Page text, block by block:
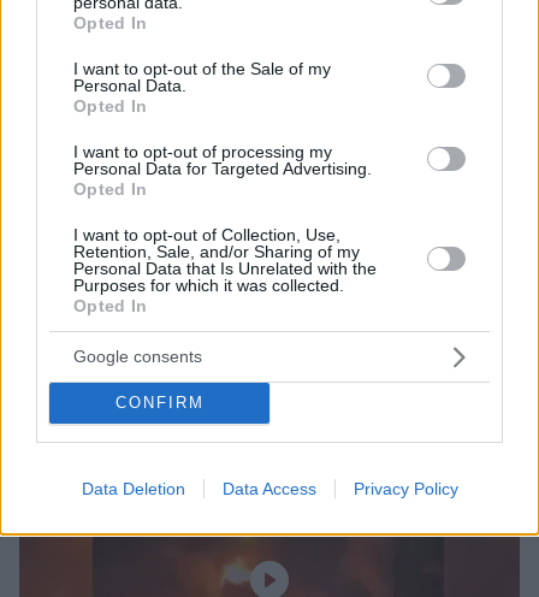
grant or deny consent to Google and its third-party tags to
use your data for below specified purposes in below Google
consent section.
Opted In
I want to opt-out of the Sale of my
Personal Data.
Opted In
I want to opt-out of processing my
Personal Data for Targeted Advertising.
Opted In
I want to opt-out of Collection, Use,
Retention, Sale, and/or Sharing of my
Personal Data that Is Unrelated with the
Purposes for which it was collected.
Opted In
Google consents
CONFIRM
Data Deletion Data Access Privacy Policy
Ασθενής ξυλοκόπησε νοσηλεύτρια στα Επείγοντα
και τη χτύπησε σε πόρτες - Τι καταγγέλλει η
ΠΟΕΔΗΝ
09.08.2026, 10:51